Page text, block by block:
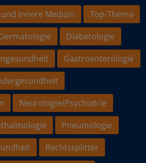
Innere Medizin
Top-Thema
Diabetologie
Gastroenterologie
Neurologie/Psychiatrie
Pneumologie
Rechtssplitter